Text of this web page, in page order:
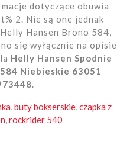
dotyczące obuwia
2. Nie są one jednak
Hansen Brono 584,
się wyłącznie na opisie
Helly Hansen Spodnie
Niebieskie 63051
.
,buty bokserskie,czapka z
,rockrider 540